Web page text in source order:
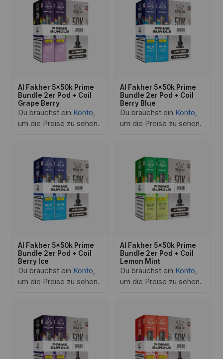
Al Fakher 5x50k Prime
Bundle 2er Pod + Coil
Grape Berry
Du brauchst ein Konto,
um die Preise zu sehen.
Al Fakher 5x50k Prime
Bundle 2er Pod + Coil
Berry Blue
Du brauchst ein Konto,
um die Preise zu sehen.
Al Fakher 5x50k Prime
Bundle 2er Pod + Coil
Berry Ice
Du brauchst ein Konto,
um die Preise zu sehen.
Al Fakher 5x50k Prime
Bundle 2er Pod + Coil
Lemon Mint
Du brauchst ein Konto,
um die Preise zu sehen.